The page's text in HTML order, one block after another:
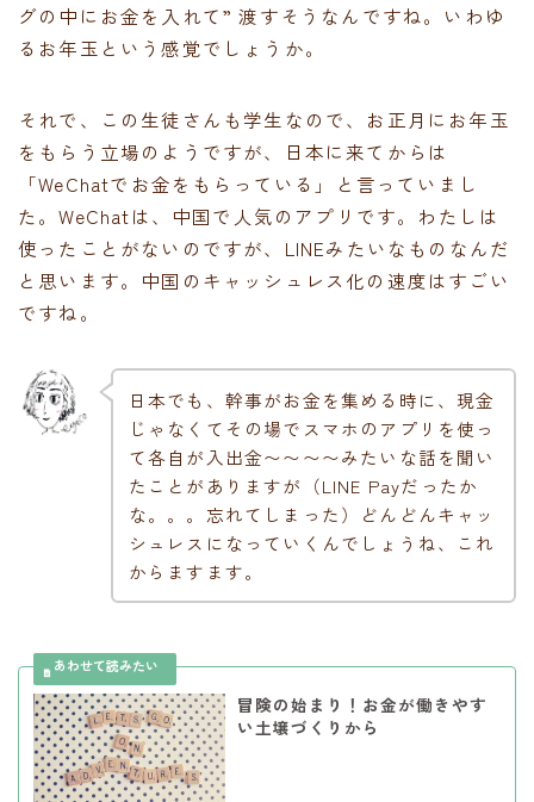
グの中にお金を入れて” 渡すそうなんですね。いわゆ
るお年玉という感覚でしょうか。
それで、この生徒さんも学生なので、お正月にお年玉
をもらう立場のようですが、日本に来てからは
「WeChatでお金をもらっている」と言っていまし
た。WeChatは、中国で人気のアプリです。わたしは
使ったことがないのですが、LINEみたいなものなんだ
と思います。中国のキャッシュレス化の速度はすごい
ですね。
日本でも、幹事がお金を集める時に、現金
じゃなくてその場でスマホのアプリを使っ
て各自が入出金〜〜〜〜みたいな話を聞い
たことがありますが（LINE Payだったか
な。。。忘れてしまった）どんどんキャッ
シュレスになっていくんでしょうね、これ
からますます。
冒険の始まり！お金が働きやす
い土壌づくりから